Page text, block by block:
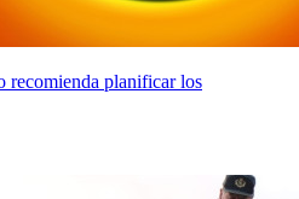
recomienda planificar los